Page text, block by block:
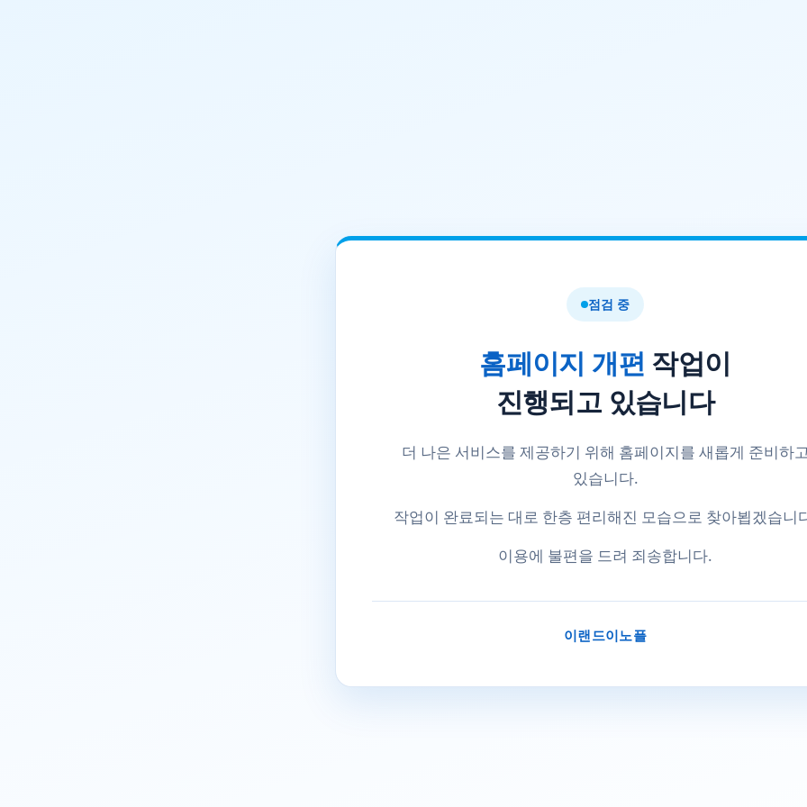
점검 중
홈페이지 개편 작업이
진행되고 있습니다
더 나은 서비스를 제공하기 위해 홈페이지를 새롭게 준비하
있습니다.
작업이 완료되는 대로 한층 편리해진 모습으로 찾아뵙겠습니
이용에 불편을 드려 죄송합니다.
이랜드이노플